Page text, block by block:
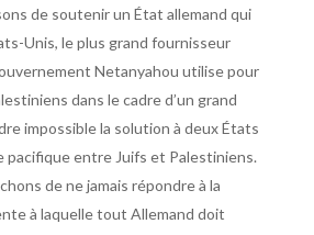
de soutenir un État allemand qui
Unis, le plus grand fournisseur
Netanyahou utilise pour
dans le cadre d’un grand
impossible la solution à deux États
pacifique entre Juifs et Palestiniens.
de ne jamais répondre à la
à laquelle tout Allemand doit